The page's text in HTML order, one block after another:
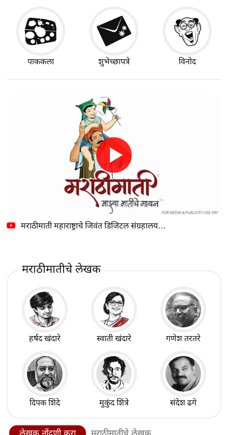
पाककला शुभेच्छापत्रे विनोद
मराठीमाती महाराष्ट्राचे जिवंत डिजिटल संग्रहालय…
मराठीमातीचे लेखक
हर्षद खंदारे स्वाती खंदारे गणेश तरतरे
दिपक शिंदे मुकुंद शिंत्रे संदेश ढगे